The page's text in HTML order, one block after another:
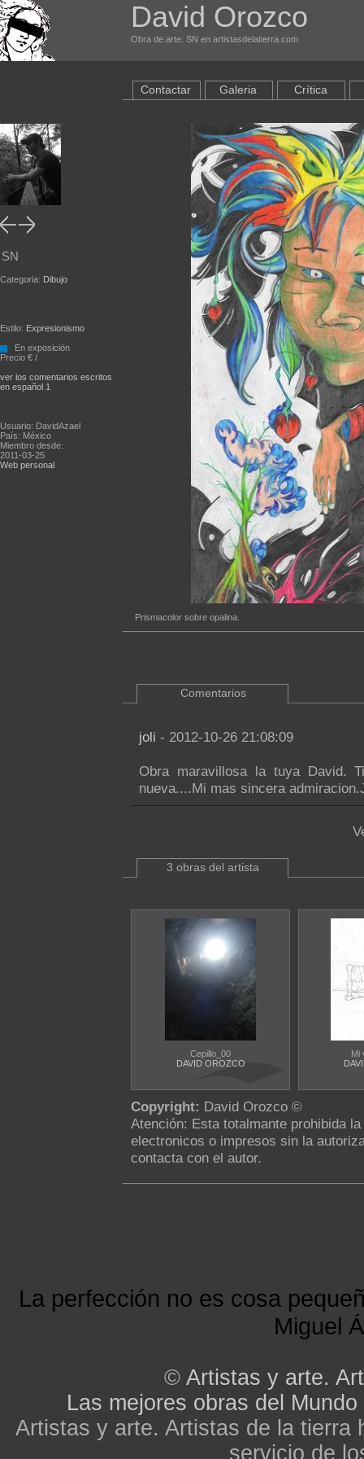
David Orozco
Obra de arte: SN en artistasdelatierra.com
SN
Categoria: Dibujo
Estilo: Expresionismo
En exposición
Precio € /
ver los comentarios escritos
en español 1
Usuario: DavidAzael
País: México
Miembro desde:
2011-03-25
Web personal
Contactar Galeria Crítica
Prismacolor sobre opalina.
Comentarios
joli - 2012-10-26 21:08:09
Obra maravillosa la tuya David.
nueva....Mi mas sincera
3 obras del artista
Cepillo_00
DAVID OROZCO
Mi
Copyright: David Orozco ©
Atención: Esta totalmante prohibida
electronicos o impresos sin la
contacta con el autor.
La perfección no es cosa
Miguel
© Artistas y arte.
Las mejores obras del Mundo
Artistas y arte. Artistas de la tierra
servicio de